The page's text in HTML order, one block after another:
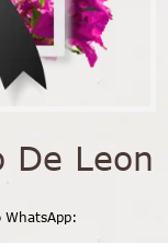
De Leon
WhatsApp: